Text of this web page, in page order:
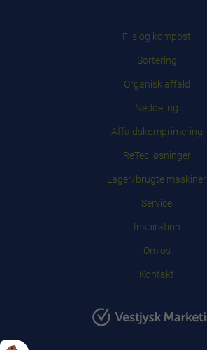
Flis og kompost
Sortering
Organisk affald
Neddeling
Affaldskomprimering
ReTec løsninger
Lager/brugte maskiner
Service
Inspiration
Om os
Kontakt